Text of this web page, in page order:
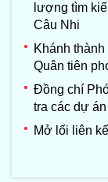
lượng tìm
Câu Nhi
Khánh
Quân tiên
Đồng chí
tra các dự
Mở lối liên